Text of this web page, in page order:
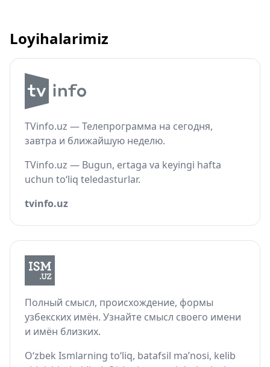
Loyihalarimiz
TVinfo.uz — Телепрограмма на сегодня,
завтра и ближайшую неделю.
TVinfo.uz — Bugun, ertaga va keyingi hafta
uchun to‘liq teledasturlar.
tvinfo.uz
Полный смысл, происхождение, формы
узбекских имён. Узнайте смысл своего имени
и имён близких.
O‘zbek Ismlarning to‘liq, batafsil ma’nosi, kelib